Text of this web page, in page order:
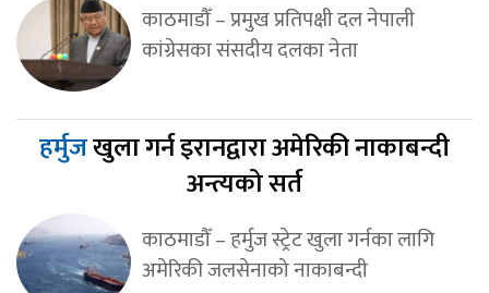
काठमाडौँ – प्रमुख प्रतिपक्षी दल नेपाली
कांग्रेसका संसदीय दलका नेता
हर्मुजखुला गर्न इरानद्वारा अमेरिकी नाकाबन्दी
अन्त्यको सर्त
काठमाडौँ – हर्मुज स्ट्रेट खुला गर्नका लागि
अमेरिकी जलसेनाको नाकाबन्दी